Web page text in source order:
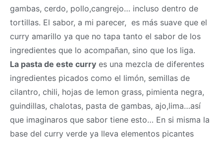
gambas, cerdo, pollo,cangrejo… incluso dentro de
tortillas. El sabor, a mi parecer, es más suave que el
curry amarillo ya que no tapa tanto el sabor de los
ingredientes que lo acompañan, sino que los liga.
La pasta de este curry es una mezcla de diferentes
ingredientes picados como el limón, semillas de
cilantro, chili, hojas de lemon grass, pimienta negra,
guindillas, chalotas, pasta de gambas, ajo,lima…así
que imaginaros que sabor tiene esto… En si misma la
base del curry verde ya lleva elementos picantes